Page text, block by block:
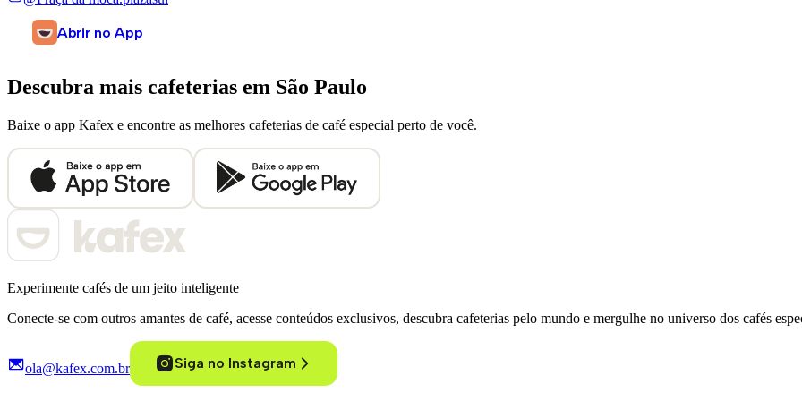
Abrir no App
Descubra mais cafeterias em São Paulo
Baixe o app Kafex e encontre as melhores cafeterias de café especial perto de você.
Experimente cafés de um jeito inteligente
Conecte-se com outros amantes de café, acesse conteúdos exclusivos, descubra cafeterias pelo mundo e mergulhe no universo dos cafés
ola@kafex.com.br Siga no Instagram